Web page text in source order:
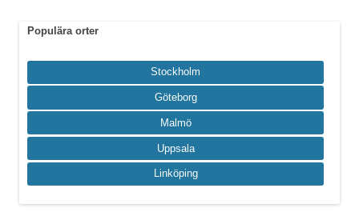
Populära orter
Stockholm
Göteborg
Malmö
Uppsala
Linköping